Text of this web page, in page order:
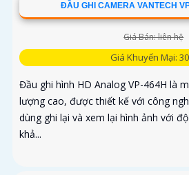
ĐẦU GHI CAMERA VANTECH
Giá Bán: liên hệ
Giá Khuyến Mại:
Đầu ghi hình HD Analog VP-464H là
lượng cao, được thiết kế với công
dùng ghi lại và xem lại hình ảnh với
khả...